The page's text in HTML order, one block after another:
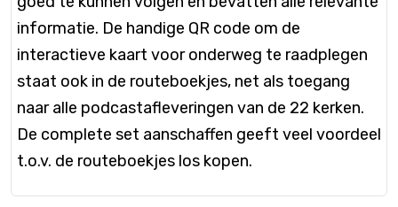
informatie. De handige QR code om de
interactieve kaart voor onderweg te raadplegen
staat ook in de routeboekjes, net als toegang
naar alle podcastafleveringen van de 22 kerken.
De complete set aanschaffen geeft veel voordeel
t.o.v. de routeboekjes los kopen.